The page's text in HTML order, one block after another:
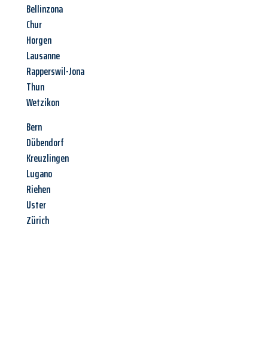
Bellinzona
Chur
Horgen
Lausanne
Rapperswil-Jona
Thun
Wetzikon
Bern
Dübendorf
Kreuzlingen
Lugano
Riehen
Uster
Zürich